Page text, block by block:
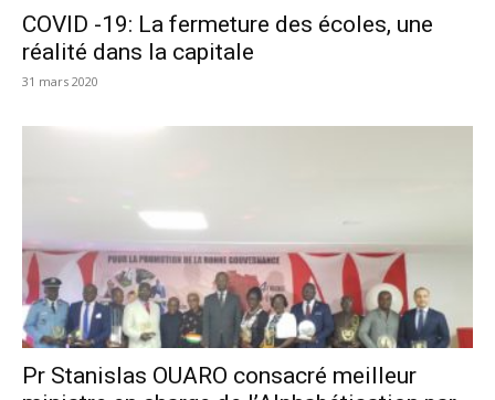
COVID -19: La fermeture des écoles, une
réalité dans la capitale
31 mars 2020
Pr Stanislas OUARO consacré meilleur